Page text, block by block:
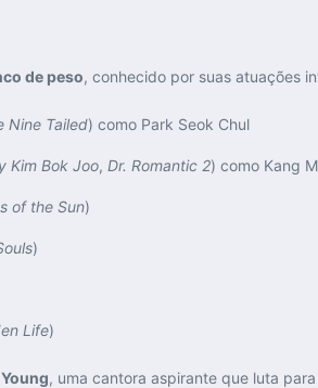
de peso, conhecido por suas atuações
Nine Tailed) como Park Seok Chul
Kim Bok Joo, Dr. Romantic 2) como Kang
of the Sun)
)
Life)
, uma cantora aspirante que luta